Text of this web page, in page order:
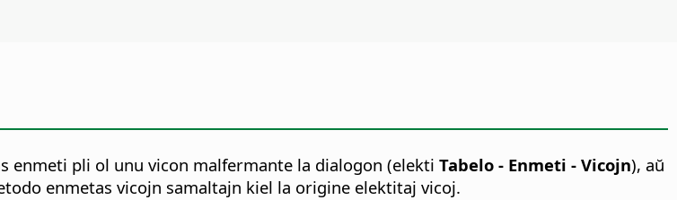
enmeti pli ol unu vicon malfermante la dialogon (elekti Tabelo - Enmeti - Vicojn), aŭ
enmetas vicojn samaltajn kiel la origine elektitaj vicoj.